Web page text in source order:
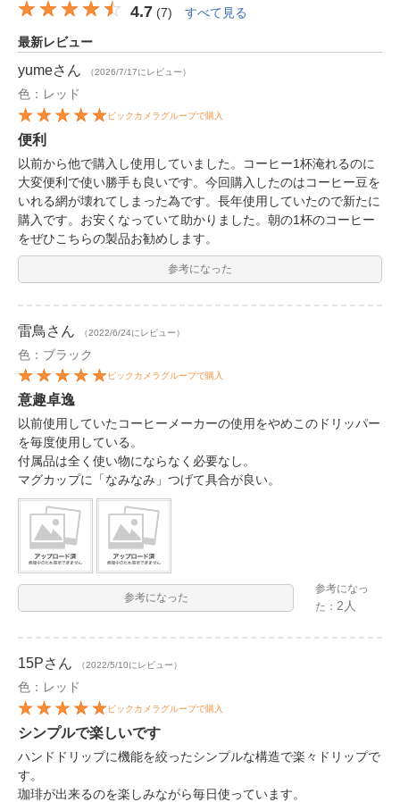
4.7 (7) すべて見る
最新レビュー
yumeさん （2026/7/17にレビュー）
色：レッド
ビックカメラグループで購入
便利
以前から他で購入し使用していました。コーヒー1杯淹れるのに
大変便利で使い勝手も良いです。今回購入したのはコーヒー豆を
いれる網が壊れてしまった為です。長年使用していたので新たに
購入です。お安くなっていて助かりました。朝の1杯のコーヒー
をぜひこちらの製品お勧めします。
参考になった
雷鳥さん （2022/6/24にレビュー）
色：ブラック
ビックカメラグループで購入
意趣卓逸
以前使用していたコーヒーメーカーの使用をやめこのドリッパー
を毎度使用している。
付属品は全く使い物にならなく必要なし。
マグカップに「なみなみ」つげて具合が良い。
参考になった
参考になっ
た：2人
15Pさん （2022/5/10にレビュー）
色：レッド
ビックカメラグループで購入
シンプルで楽しいです
ハンドドリップに機能を絞ったシンプルな構造で楽々ドリップで
す。
珈琲が出来るのを楽しみながら毎日使っています。